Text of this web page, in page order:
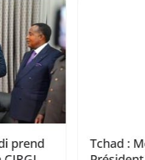
à la Nation du